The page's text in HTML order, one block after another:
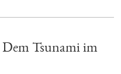
Tsunami im